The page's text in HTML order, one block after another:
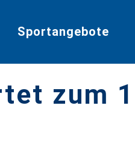
Sportangebote
zum